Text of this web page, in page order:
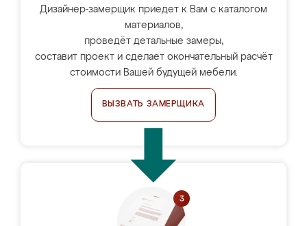
Дизайнер-замерщик приедет к Вам с каталогом
материалов,
проведёт детальные замеры,
составит проект и сделает окончательный расчёт
стоимости Вашей будущей мебели.
ВЫЗВАТЬ ЗАМЕРЩИКА